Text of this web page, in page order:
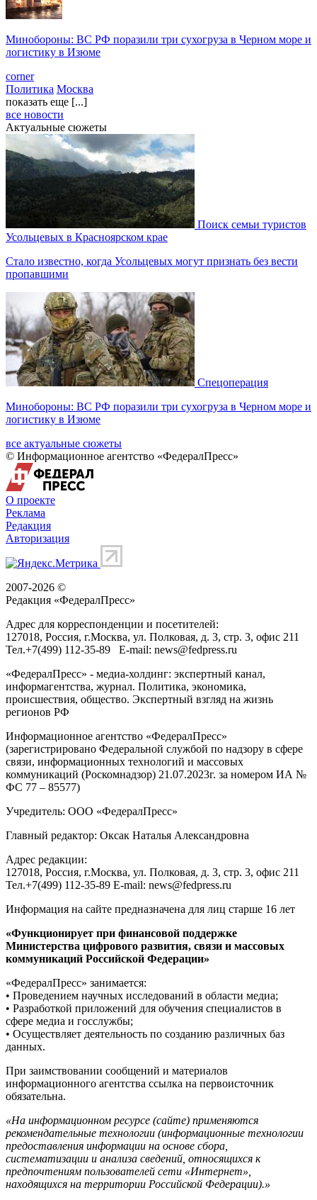
Минобороны: ВС РФ поразили три сухогруза в Черном море и
логистику в Изюме
corner
Политика Москва
показать еще [...]
все новости
Актуальные сюжеты
Поиск семьи туристов
Усольцевых в Красноярском крае
Стало известно, когда Усольцевых могут признать без вести
пропавшими
Спецоперация
Минобороны: ВС РФ поразили три сухогруза в Черном море и
логистику в Изюме
все актуальные сюжеты
© Информационное агентство «ФедералПресс»
О проекте
Реклама
Редакция
Авторизация
2007-2026 ©
Редакция «ФедералПресс»
Адрес для корреспонденции и посетителей:
127018, Россия, г.Москва, ул. Полковая, д. 3, стр. 3, офис 211
Тел.+7(499) 112-35-89 E-mail: news@fedpress.ru
«ФедералПресс» - медиа-холдинг: экспертный канал,
информагентства, журнал. Политика, экономика,
происшествия, общество. Экспертный взгляд на жизнь
регионов РФ
Информационное агентство «ФедералПресс»
(зарегистрировано Федеральной службой по надзору в сфере
связи, информационных технологий и массовых
коммуникаций (Роскомнадзор) 21.07.2023г. за номером ИА №
ФС 77 – 85577)
Учредитель: ООО «ФедералПресс»
Главный редактор: Оксак Наталья Александровна
Адрес редакции:
127018, Россия, г.Москва, ул. Полковая, д. 3, стр. 3, офис 211
Тел.+7(499) 112-35-89 E-mail: news@fedpress.ru
Информация на сайте предназначена для лиц старше 16 лет
«Функционирует при финансовой поддержке
Министерства цифрового развития, связи и массовых
коммуникаций Российской Федерации»
«ФедералПресс» занимается:
• Проведением научных исследований в области медиа;
• Разработкой приложений для обучения специалистов в
сфере медиа и госслужбы;
• Осуществляет деятельность по созданию различных баз
данных.
При заимствовании сообщений и материалов
информационного агентства ссылка на первоисточник
обязательна.
«На информационном ресурсе (сайте) применяются
рекомендательные технологии (информационные технологии
предоставления информации на основе сбора,
систематизации и анализа сведений, относящихся к
предпочтениям пользователей сети «Интернет»,
находящихся на территории Российской Федерации).»